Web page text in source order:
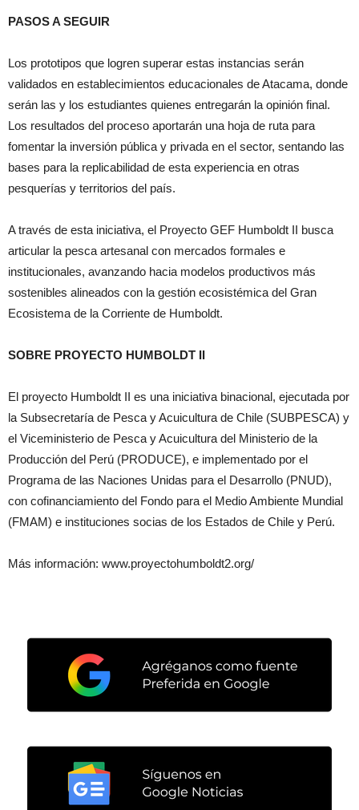
PASOS A SEGUIR
Los prototipos que logren superar estas instancias serán
validados en establecimientos educacionales de Atacama, donde
serán las y los estudiantes quienes entregarán la opinión final.
Los resultados del proceso aportarán una hoja de ruta para
fomentar la inversión pública y privada en el sector, sentando las
bases para la replicabilidad de esta experiencia en otras
pesquerías y territorios del país.
A través de esta iniciativa, el Proyecto GEF Humboldt II busca
articular la pesca artesanal con mercados formales e
institucionales, avanzando hacia modelos productivos más
sostenibles alineados con la gestión ecosistémica del Gran
Ecosistema de la Corriente de Humboldt.
SOBRE PROYECTO HUMBOLDT II
El proyecto Humboldt II es una iniciativa binacional, ejecutada por
la Subsecretaría de Pesca y Acuicultura de Chile (SUBPESCA) y
el Viceministerio de Pesca y Acuicultura del Ministerio de la
Producción del Perú (PRODUCE), e implementado por el
Programa de las Naciones Unidas para el Desarrollo (PNUD),
con cofinanciamiento del Fondo para el Medio Ambiente Mundial
(FMAM) e instituciones socias de los Estados de Chile y Perú.
Más información: www.proyectohumboldt2.org/